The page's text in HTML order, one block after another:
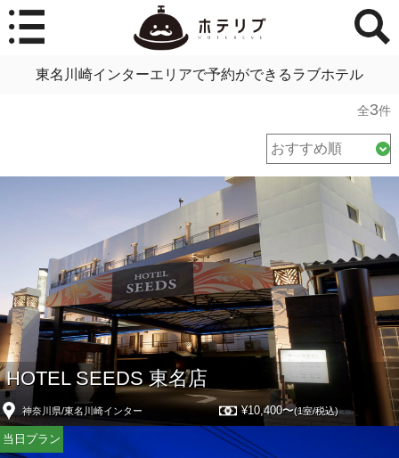
東名川崎インターエリアで予約ができるラブホテル
全3件
HOTEL SEEDS 東名店
神奈川県/東名川崎インター ¥10,400〜(1室/税込)
当日プラン